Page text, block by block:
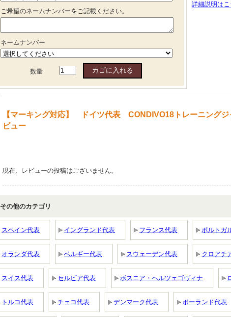
ご希望のネームナンバーをご記載ください。
ネームナンバー
数量
詳細説明は
【マーキング対応】 ドイツ代表 CONDIVO18トレーニング
ビュー
現在、レビューの投稿はございません。
その他のカテゴリ
スペイン代表 イングランド代表 フランス代表 ポルトガ
オランダ代表 ベルギー代表 スウェーデン代表 クロアチ
スイス代表 セルビア代表 ボスニア・ヘルツェゴヴィナ
トルコ代表 チェコ代表 デンマーク代表 ポーランド代表